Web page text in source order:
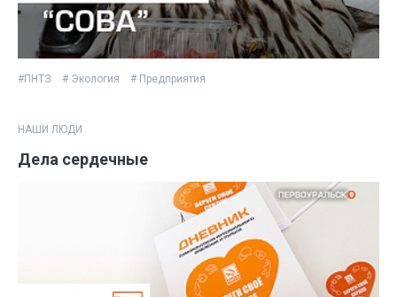
#ПНТЗ # Экология # Предприятия
НАШИ ЛЮДИ
Дела сердечные